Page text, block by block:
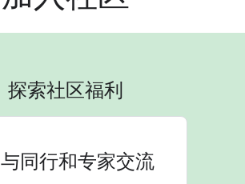
探索社区福利
与同行和专家交流